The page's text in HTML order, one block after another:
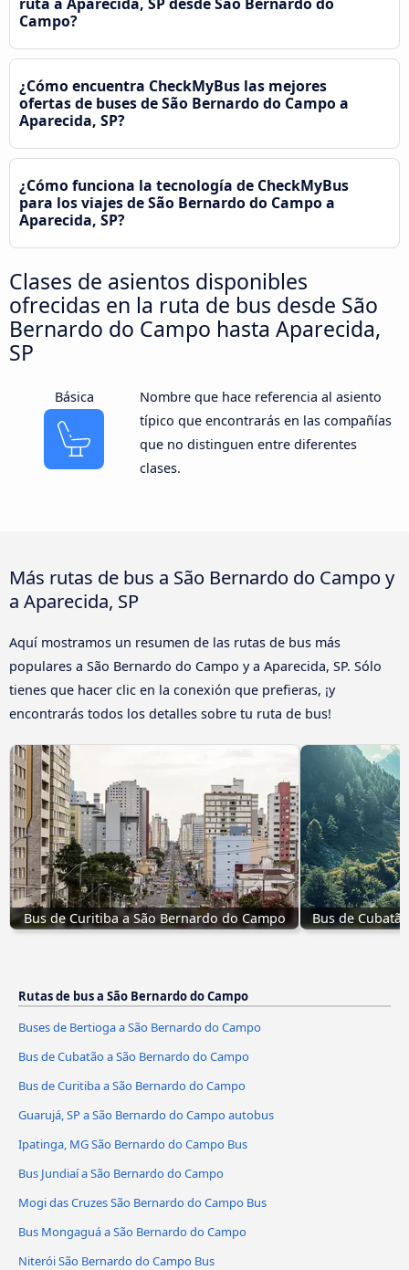
Campo?
¿Cómo encuentra CheckMyBus las mejores
ofertas de buses de São Bernardo do Campo a
Aparecida, SP?
¿Cómo funciona la tecnología de CheckMyBus
para los viajes de São Bernardo do Campo a
Aparecida, SP?
Clases de asientos disponibles
ofrecidas en la ruta de bus desde São
Bernardo do Campo hasta Aparecida,
SP
Básica
Nombre que hace referencia al asiento
típico que encontrarás en las compañías
que no distinguen entre diferentes
clases.
Más rutas de bus a São Bernardo do Campo y
a Aparecida, SP
Aquí mostramos un resumen de las rutas de bus más
populares a São Bernardo do Campo y a Aparecida, SP. Sólo
tienes que hacer clic en la conexión que prefieras, ¡y
encontrarás todos los detalles sobre tu ruta de bus!
Bus de Curitiba a São Bernardo do Campo Bus de
Rutas de bus a São Bernardo do Campo
Buses de Bertioga a São Bernardo do Campo
Bus de Cubatão a São Bernardo do Campo
Bus de Curitiba a São Bernardo do Campo
Guarujá, SP a São Bernardo do Campo autobus
Ipatinga, MG São Bernardo do Campo Bus
Bus Jundiaí a São Bernardo do Campo
Mogi das Cruzes São Bernardo do Campo Bus
Bus Mongaguá a São Bernardo do Campo
Niterói São Bernardo do Campo Bus